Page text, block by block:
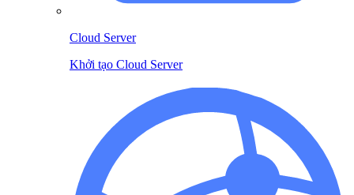
Cloud Server
Khởi tạo Cloud Server